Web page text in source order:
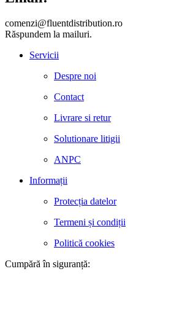
comenzi@fluentdistribution.ro
Răspundem la mailuri.
Servicii
Despre noi
Contact
Livrare si retur
Solutionare litigii
ANPC
Informații
Protecția datelor
Termeni și condiții
Politică cookies
Cumpără în siguranță: